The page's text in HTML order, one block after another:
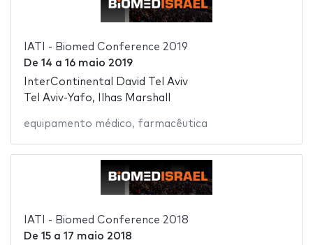
IATI - Biomed Conference 2019
De 14 a 16 maio 2019
InterContinental David Tel Aviv
Tel Aviv-Yafo, Ilhas Marshall
equipamento médico, farmacêutica
IATI - Biomed Conference 2018
De 15a 17 maio 2018